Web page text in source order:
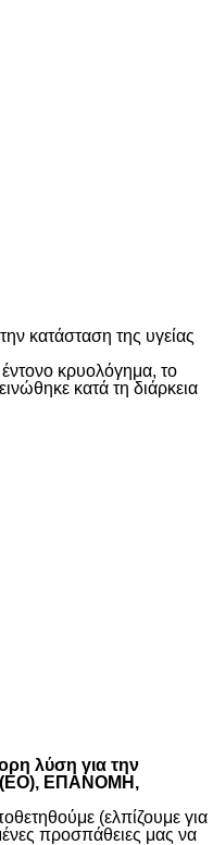
κατάσταση της υγείας
κρυολόγημα, το
κατά τη διάρκεια
λύση για την
(ΕΟ), ΕΠΑΝΟΜΗ,
(ελπίζουμε για
προσπάθειες μας να